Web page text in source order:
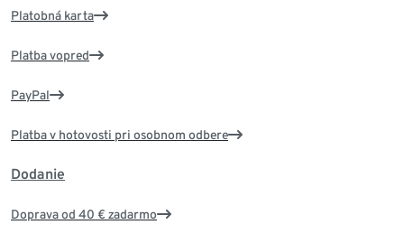
Platobná karta
Platba vopred
PayPal
Platba v hotovosti pri osobnom odbere
Dodanie
Doprava od 40 € zadarmo